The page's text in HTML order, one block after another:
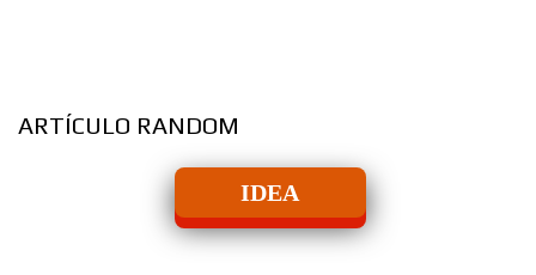
ARTÍCULO RANDOM
IDEA